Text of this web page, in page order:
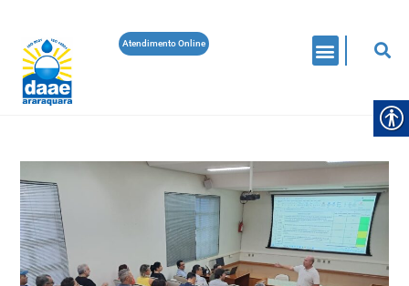
Atendimento Online